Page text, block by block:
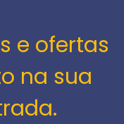
e ofertas
na sua